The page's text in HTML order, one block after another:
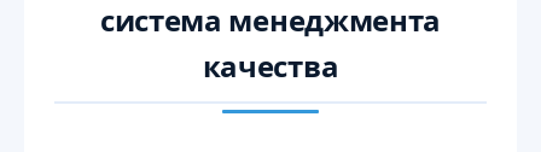
система менеджмента
качества